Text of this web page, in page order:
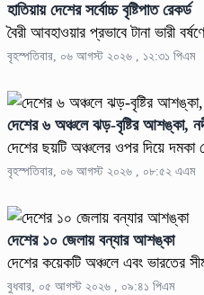
হাতিয়ায় দেশের সর্বোচ্চ বৃষ্টিপাত রেকর্ড
বৈরী আবহাওয়ার প্রভাবে টানা ভারী
বৃহস্পতিবার, ০৬ আগস্ট ২০২৬ , ১২:৩১ পিএম
দেশের ৬ অঞ্চলে ঝড়-বৃষ্টির আশঙ্কা,
দেশের ছয়টি অঞ্চলের ওপর দিয়ে দমকা
বৃহস্পতিবার, ০৬ আগস্ট ২০২৬ , ০৮:৫২ এএম
দেশের ১০ জেলায় বন্যার আশঙ্কা
দেশের কয়েকটি অঞ্চলে এবং ভারতের
বুধবার, ০৫ আগস্ট ২০২৬ , ০৯:৪১ পিএম